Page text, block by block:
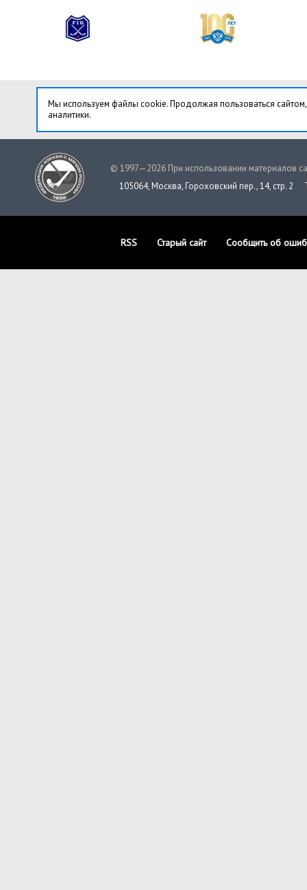
Мы используем файлы cookie. Продолжая пользоваться
аналитики.
© 1997—2026 При использовании материалов
105064, Москва, Гороховский пер., 14, стр. 2
RSS Старый сайт Сообщить об